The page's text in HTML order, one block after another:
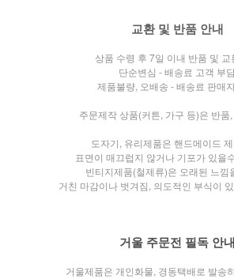
교환 및 반품 안내
상품 수령 후 7일 이내 반품 및 교
단순변심 - 배송료 고객 부
제품불량, 오배송 - 배송료 판매
주문제작 상품(커튼, 가구 등)은 반품
도자기, 유리제품은 핸드메이드
표면이 매끄럽지 않거나 기포가 있을
빈티지제품(철제류)은 오래된 느낌
거친 마감이나 벗겨짐, 의도적인 부식이
거울 주문전 필독 안내
거울제품은 개인화물, 경동택배로 발송